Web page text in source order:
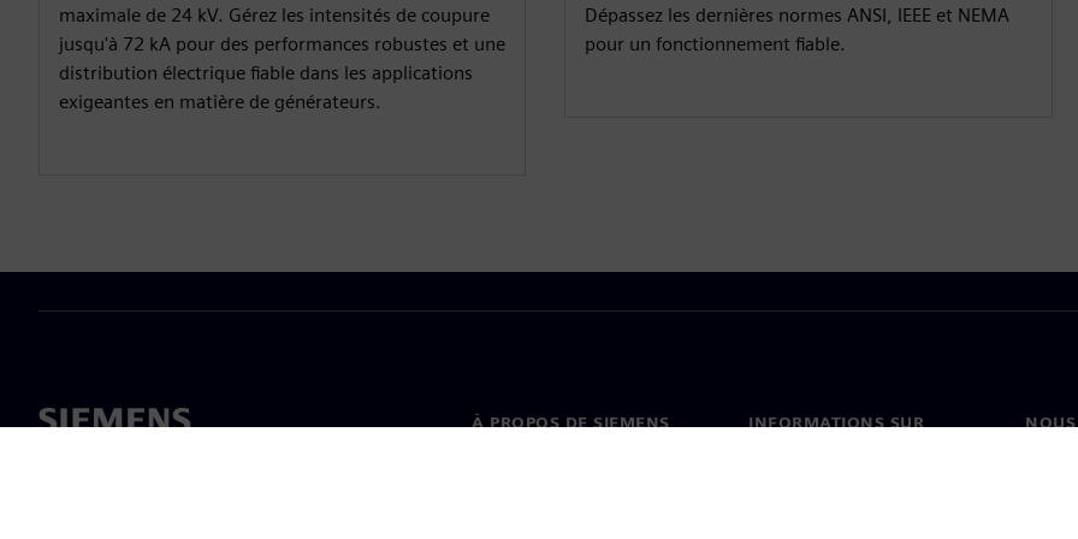
maximale de 24 kV. Gérez les intensités de coupure
jusqu'à 72 kA pour des performances robustes et une
distribution électrique fiable dans les applications
exigeantes en matière de générateurs.
Dépassez les dernières normes ANSI, IEEE et NEMA
pour un fonctionnement fiable.
À PROPOS DE SIEMENS
INFORMATIONS SUR